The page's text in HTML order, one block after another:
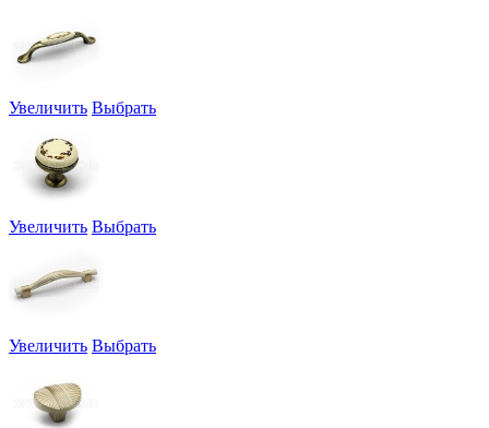
Увеличить Выбрать
Увеличить Выбрать
Увеличить Выбрать